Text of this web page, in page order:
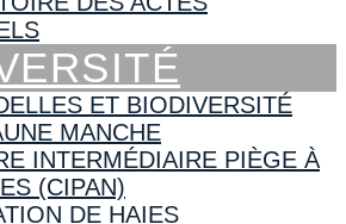
ET BIODIVERSITÉ
MANCHE
INTERMÉDIAIRE PIÈGE À
(CIPAN)
DE HAIES